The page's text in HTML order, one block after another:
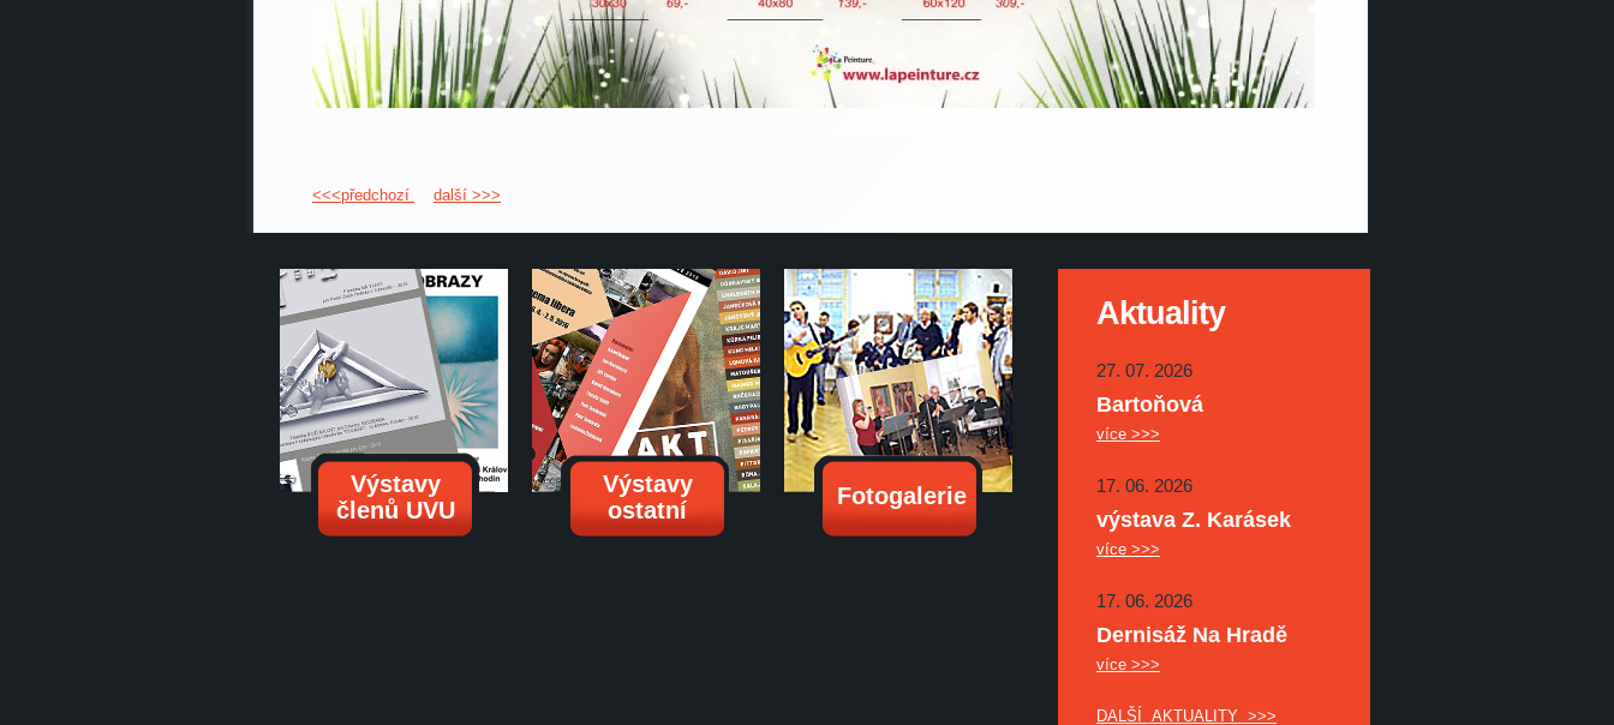
<<<předchozí další >>>
Výstavy
členů UVU
Výstavy
ostatní
Fotogalerie
Aktuality
27. 07. 2026
Bartoňová
více >>>
17. 06. 2026
výstava Z. Karásek
více >>>
17. 06. 2026
Dernisáž Na Hradě
více >>>
DALŠÍ AKTUALITY >>>